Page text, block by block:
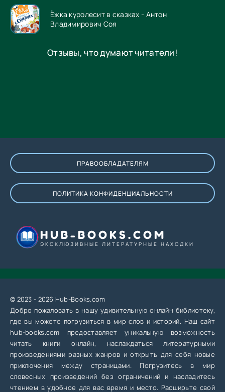
Ёжка куролесит в сказках - Антон
Владимирович Соя
Отзывы, что думают читатели!
ПРАВООБЛАДАТЕЛЯМ
ПОЛИТИКА КОНФИДЕНЦИАЛЬНОСТИ
HUB-BOOKS.COM
ЭКСКЛЮЗИВНЫЕ ЛИТЕРАТУРНЫЕ НАХОДКИ
© 2023 - 2026 Hub-Books.com
Добро пожаловать в нашу удивительную онлайн библиотеку,
где вы можете погрузиться в мир слов и историй. Наш сайт
hub-books.com предоставляет уникальную возможность
читать книги онлайн, наслаждаться литературными
произведениями разных жанров и открыть для себя новые
приключения между страницами. Погрузитесь в мир
словесных произведений без ограничений и насладитесь
чтением в удобное для вас время и место. Расширьте свой